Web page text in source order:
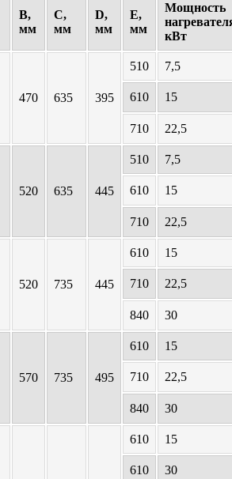
B,
мм
C,
мм
D,
мм
E,
мм
Мощность
кВт
470 635 395
510 7,5
610 15
710 22,5
520 635 445
510 7,5
610 15
710 22,5
520 735 445
610 15
710 22,5
840 30
570 735 495
610 15
710 22,5
840 30
610 15
610 30